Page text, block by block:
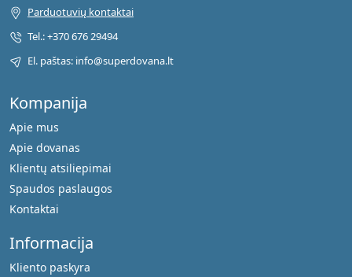
Kompanija
Apie mus
Apie dovanas
Klientų atsiliepimai
Spaudos paslaugos
Kontaktai
Informacija
Kliento paskyra
Parduotuvių kontaktai
Tel.: +370 676 29494
El. paštas: info@superdovana.lt